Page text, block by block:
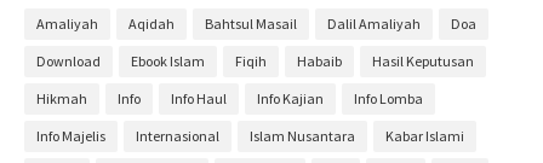
Amaliyah Aqidah Bahtsul Masail Dalil Amaliyah Doa
Download Ebook Islam Fiqih Habaib Hasil Keputusan
Hikmah Info Info Haul Info Kajian Info Lomba
Info Majelis Internasional Islam Nusantara Kabar Islami